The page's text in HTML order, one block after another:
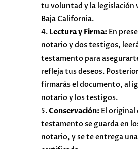
tu voluntad y la legislación
Baja California.
Lectura y Firma: En
notario y dos testigos,
testamento para
refleja tus deseos.
firmarás el documento, al
notario y los testigos.
Conservación: El original
testamento se guarda en
notario, y se te entrega